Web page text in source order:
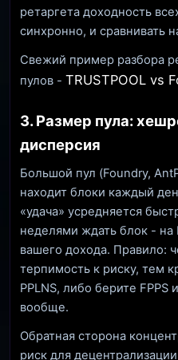
ретаргета доходность
синхронно, и сравнивать
Свежий пример разбора
пулов - TRUSTPOOL vs
3. Размер пула:
дисперсия
Большой пул (Foundry,
находит блоки каждый
«удача» усредняется
неделями ждать блок - на
вашего дохода. Правило:
терпимость к риску, тем
PPLNS, либо берите FPPS
вообще.
Обратная сторона
риск для